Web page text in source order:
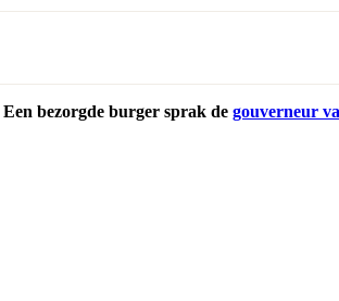
bezorgde burger sprak de gouverneur